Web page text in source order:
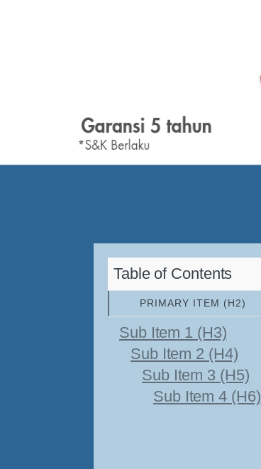
Table of Contents
PRIMARY ITEM (H2)
Sub Item 1 (H3)
Sub Item 2 (H4)
Sub Item 3 (H5)
Sub Item 4 (H6)